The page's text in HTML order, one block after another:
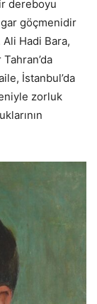
dereboyu
göçmenidir
Hadi Bara,
İstanbul’da
zorluk